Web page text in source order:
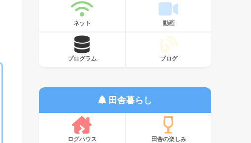
ネット 動画
プログラム ブログ
田舎暮らし
ログハウス 田舎の楽しみ